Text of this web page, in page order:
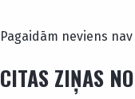
Pagaidām neviens
CITAS ZIŅAS